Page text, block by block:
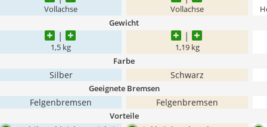
Vollachse Vollachse
Gewicht
1,5 kg 1,19 kg
Farbe
Silber Schwarz
Geeignete Bremsen
Felgenbremsen Felgenbremsen
Vorteile